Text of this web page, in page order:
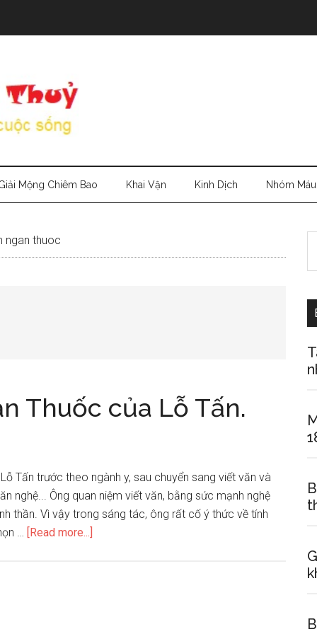
Mộng Chiêm Bao Khai Vận Kinh Dịch Nhóm Máu
ngan thuoc
Thuốc của Lỗ Tấn.
Tấn trước theo ngành y, sau chuyển sang viết văn và
nghệ... Ông quan niệm viết văn, bằng sức mạnh nghệ
thần. Vì vậy trong sáng tác, ông rất cố ý thức về tính
… [Read more...]